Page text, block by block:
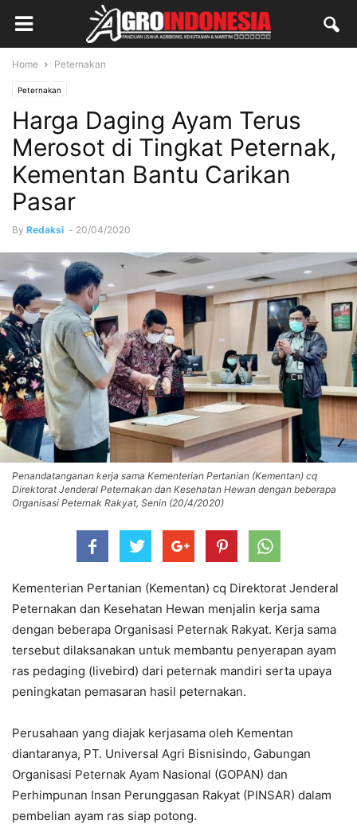
Home Peternakan
Peternakan
Harga Daging Ayam Terus
Merosot di Tingkat Peternak,
Kementan Bantu Carikan
Pasar
By Redaksi - 20/04/2020
Penandatanganan kerja sama Kementerian Pertanian (Kementan) cq
Direktorat Jenderal Peternakan dan Kesehatan Hewan dengan beberapa
Organisasi Peternak Rakyat, Senin (20/4/2020)
Kementerian Pertanian (Kementan) cq Direktorat Jenderal
Peternakan dan Kesehatan Hewan menjalin kerja sama
dengan beberapa Organisasi Peternak Rakyat. Kerja sama
tersebut dilaksanakan untuk membantu penyerapan ayam
ras pedaging (livebird) dari peternak mandiri serta upaya
peningkatan pemasaran hasil peternakan.
Perusahaan yang diajak kerjasama oleh Kementan
diantaranya, PT. Universal Agri Bisnisindo, Gabungan
Organisasi Peternak Ayam Nasional (GOPAN) dan
Perhimpunan Insan Perunggasan Rakyat (PINSAR) dalam
pembelian ayam ras siap potong.